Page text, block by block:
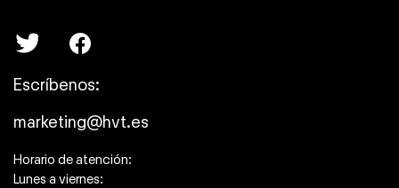
Escríbenos:
marketing@hvt.es
Horario de atención:
Lunes a viernes: